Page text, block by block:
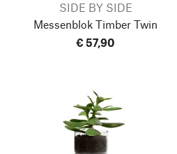
SIDE BY SIDE
Messenblok Timber Twin
€ 57,90